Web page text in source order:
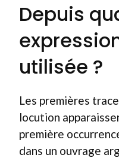
Depuis
utilisée ?
Les premières
locution
première
dans un ouvrage